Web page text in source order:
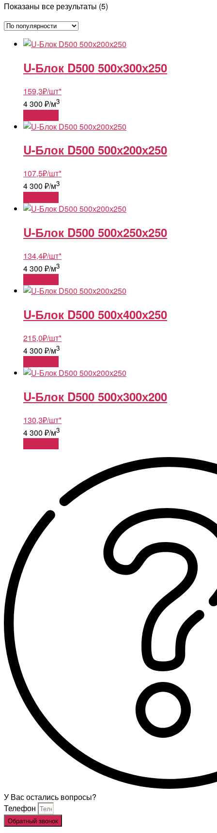
Показаны все результаты (5)
U-Блок D500 500х300х250
159,3₽/шт*
4 300 ₽/м3
U-Блок D500 500х200х250
107,5₽/шт*
4 300 ₽/м3
U-Блок D500 500х250х250
134,4₽/шт*
4 300 ₽/м3
U-Блок D500 500х400х250
215,0₽/шт*
4 300 ₽/м3
U-Блок D500 500х300х200
130,3₽/шт*
4 300 ₽/м3
У Вас остались вопросы?
Телефон
Обратный звонок